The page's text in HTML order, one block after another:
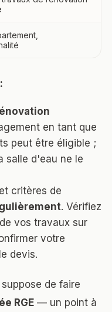
en tant que
peut être éligible ;
salle d'eau ne le
critères de
. Vérifiez
vos travaux sur
votre
devis.
de faire
RGE — un point à